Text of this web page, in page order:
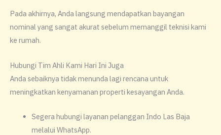
​Pada akhirnya, Anda langsung mendapatkan bayangan
nominal yang sangat akurat sebelum memanggil teknisi kami
ke rumah.
​Hubungi Tim Ahli Kami Hari Ini Juga
​Anda sebaiknya tidak menunda lagi rencana untuk
meningkatkan kenyamanan properti kesayangan Anda.
​Segera hubungi layanan pelanggan Indo Las Baja
melalui WhatsApp.